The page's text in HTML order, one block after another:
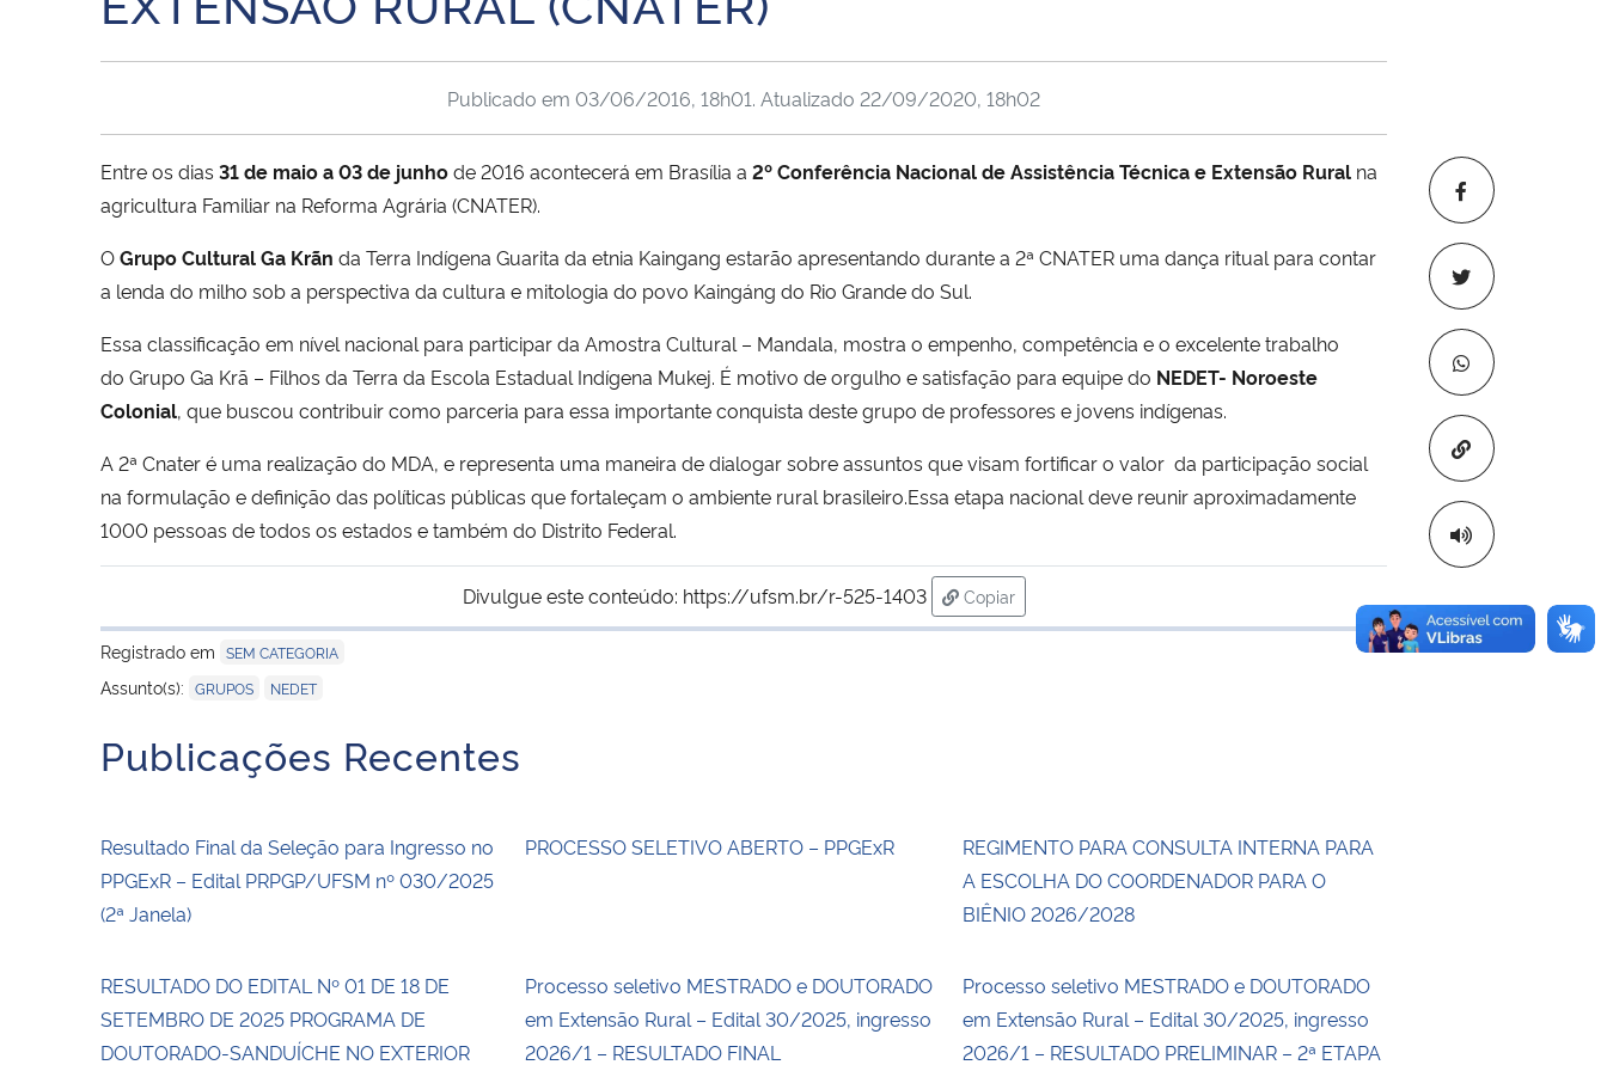
Copiar para
Publicado em 03/06/2016, 18h01. Atualizado 22/09/2020, 18h02
Entre os dias 31 de maio a 03 de junhode 2016 acontecerá em Brasília a 2º Conferência Nacional de Assistência Técnica e Extensão Rural na
agricultura Familiar na Reforma Agrária (CNATER).
OGrupo Cultural Ga Krãn da Terra Indígena Guarita da etnia Kaingang estarão apresentando durante a 2ª CNATER uma dança ritual para contar
a lenda do milho sob a perspectiva da cultura e mitologia do povo Kaingáng do Rio Grande do Sul.
Essa classificação em nível nacional para participar da Amostra Cultural – Mandala, mostra o empenho, competência e o excelente trabalho
do Grupo Ga Krã – Filhos da Terra da Escola Estadual Indígena Mukej. É motivo de orgulho e satisfação para equipe do NEDET- Noroeste
Colonial, que buscou contribuir como parceria para essa importante conquista deste grupo de professores e jovens indígenas.
A 2ª Cnater é uma realização do MDA, e representa uma maneira de dialogar sobre assuntos que visam fortificar o valor da participação social
na formulação e definição das políticas públicas que fortaleçam o ambiente rural brasileiro.Essa etapa nacional deve reunir aproximadamente
1000 pessoas de todos os estados e também do Distrito Federal.
Divulgue este conteúdo: https://ufsm.br/r-525-1403
Copiar
para área de transferência
Registrado em SEM CATEGORIA
Assunto(s): GRUPOS NEDET
Publicações Recentes
Resultado Final da Seleção para Ingresso no
PPGExR – Edital PRPGP/UFSM nº 030/2025
(2ª Janela)
PROCESSO SELETIVO ABERTO – PPGExR
REGIMENTO PARA CONSULTA INTERNA PARA
A ESCOLHA DO COORDENADOR PARA O
BIÊNIO 2026/2028
RESULTADO DO EDITAL Nº 01 DE 18 DE
SETEMBRO DE 2025 PROGRAMA DE
DOUTORADO-SANDUÍCHE NO EXTERIOR
Processo seletivo MESTRADO e DOUTORADO
em Extensão Rural – Edital 30/2025, ingresso
2026/1 – RESULTADO FINAL
Processo seletivo MESTRADO e DOUTORADO
em Extensão Rural – Edital 30/2025, ingresso
2026/1 – RESULTADO PRELIMINAR – 2ª ETAPA